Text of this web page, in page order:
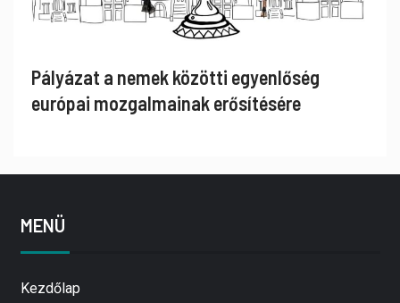
Pályázat a nemek közötti egyenlőség
európai mozgalmainak erősítésére
MENÜ
Kezdőlap